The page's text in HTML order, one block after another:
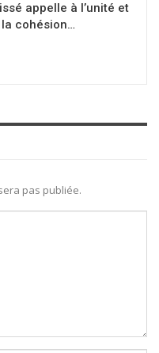
appelle à l’unité et
la cohésion…
pas publiée.